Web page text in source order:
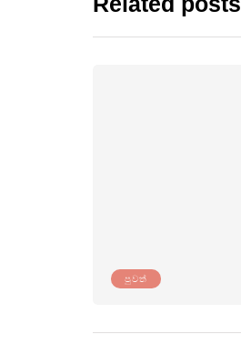
පුවත්